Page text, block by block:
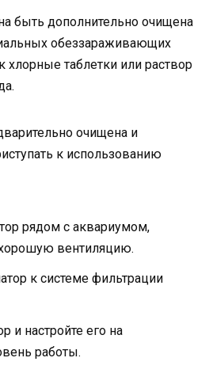
быть дополнительно очищена
обеззараживающих
хлорные таблетки или раствор
очищена и
к использованию
рядом с аквариумом,
вентиляцию.
к системе фильтрации
и настройте его на
работы.